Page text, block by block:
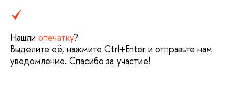
Нашли опечатку?
Выделите её, нажмите Ctrl+Enter и отправьте нам
уведомление. Спасибо за участие!